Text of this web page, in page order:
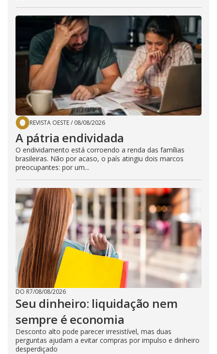
REVISTA OESTE/ 08/08/2026
A pátria endividada
O endividamento está corroendo a renda das famílias
brasileiras. Não por acaso, o país atingiu dois marcos
preocupantes: por um...
DO R7/08/08/2026
Seu dinheiro: liquidação nem
sempre é economia
Desconto alto pode parecer irresistível, mas duas
perguntas ajudam a evitar compras por impulso e dinheiro
desperdiçado